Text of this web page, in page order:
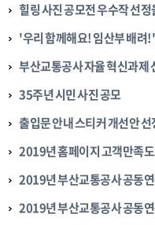
힐링 사진 공모전 우수작 선
'우리 함께해요! 임산부 배려
부산교통공사 자율 혁신과제
35주년 시민 사진 공모
출입문 안내 스티커 개선안
2019년 홈페이지 고객만족
2019년 부산교통공사 공동
2019년 부산교통공사 공동